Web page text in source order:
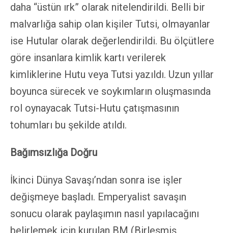
daha “üstün ırk” olarak nitelendirildi. Belli bir
malvarlığa sahip olan kişiler Tutsi, olmayanlar
ise Hutular olarak değerlendirildi. Bu ölçütlere
göre insanlara kimlik kartı verilerek
kimliklerine Hutu veya Tutsi yazıldı. Uzun yıllar
boyunca sürecek ve soykımların oluşmasında
rol oynayacak Tutsi-Hutu çatışmasının
tohumları bu şekilde atıldı.
Bağımsızlığa Doğru
İkinci Dünya Savaşı’ndan sonra ise işler
değişmeye başladı. Emperyalist savaşın
sonucu olarak paylaşımın nasıl yapılacağını
belirlemek için kurulan BM (Birleşmiş